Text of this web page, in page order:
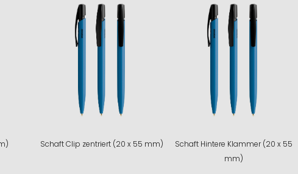
Schaft Clip zentriert (20 x 55 mm)
Schaft Hintere Klammer (20 x 55
mm)